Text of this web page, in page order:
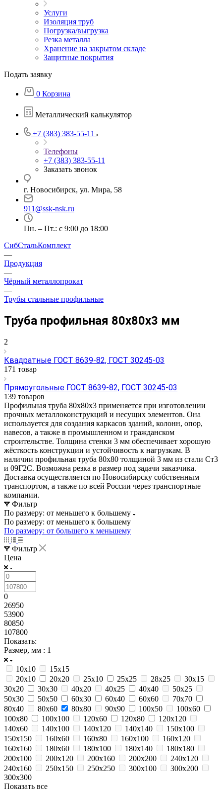
Услуги
Изоляция труб
Погрузка/выгрузка
Резка металла
Хранение на закрытом складе
Защитные покрытия
Подать заявку
0 Корзина
Металлический калькулятор
+7 (383) 383-55-11
Телефоны
+7 (383) 383-55-11
Заказать звонок
г. Новосибирск, ул. Мира, 58
911@ssk-nsk.ru
Пн. – Пт.: с 9:00 до 18:00
СибСтальКомплект
—
Продукция
—
Чёрный металлопрокат
—
Трубы стальные профильные
Труба профильная 80х80х3 мм
2
Квадратные ГОСТ 8639-82, ГОСТ 30245-03
171 товар
Прямоугольные ГОСТ 8639-82, ГОСТ 30245-03
139 товаров
Профильная труба 80х80х3 применяется при изготовлении
прочных металлоконструкций и несущих элементов. Она
используется для создания каркасов зданий, колонн, опор,
навесов, а также в промышленном и гражданском
строительстве. Толщина стенки 3 мм обеспечивает хорошую
жёсткость конструкции и устойчивость к нагрузкам. В
наличии профильная труба 80х80 толщиной 3 мм из стали Ст3
и 09Г2С. Возможна резка в размер под задачи заказчика.
Доставка осуществляется по Новосибирску собственным
транспортом, а также по всей России через транспортные
компании.
Фильтр
По размеру: от меньшего к большему
По размеру: от меньшего к большему
По размеру: от большего к меньшему
Фильтр
Цена
0
26950
53900
80850
107800
Показать:
Размер, мм : 1
10х10
15х15
20х10
20х20 25х10 25х25 28х25
30х15
30х20
30х30 40х20 40х25 40х40
50х25
50х30
50х50 60х30 60х40 60х60
70х70
80х40
80х60 80х80 90х90 100х50
100х60
100х80
100х100 120х60 120х80
120х120
140х60
140х100 140х120 140х140
150х100
150х150
160х60 160х80 160х100
160х120
160х160
180х60 180х100 180х140
180х180
200х100
200х120 200х160 200х200
240х120
240х160
250х150 250х250 300х100
300х200
300х300
Показать все